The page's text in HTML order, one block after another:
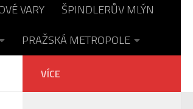
VARY
ŠPINDLERŮV MLÝN
PRAŽSKÁ METROPOLE
VÍCE